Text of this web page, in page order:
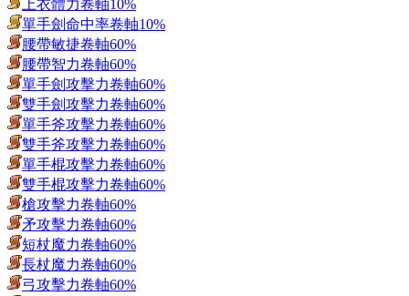
上衣體力卷軸10%
單手劍命中率卷軸10%
腰帶敏捷卷軸60%
腰帶智力卷軸60%
單手劍攻擊力卷軸60%
雙手劍攻擊力卷軸60%
單手斧攻擊力卷軸60%
雙手斧攻擊力卷軸60%
單手棍攻擊力卷軸60%
雙手棍攻擊力卷軸60%
槍攻擊力卷軸60%
矛攻擊力卷軸60%
短杖魔力卷軸60%
長杖魔力卷軸60%
弓攻擊力卷軸60%